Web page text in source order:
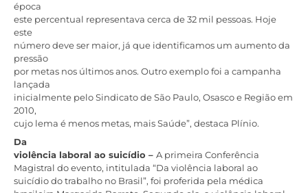
época
este percentual representava cerca de 32 mil pessoas. Hoje
este
número deve ser maior, já que identificamos um aumento da
pressão
por metas nos últimos anos. Outro exemplo foi a campanha
lançada
inicialmente pelo Sindicato de São Paulo, Osasco e Região em
2010,
cujo lema é menos metas, mais Saúde”, destaca Plínio.
Da
violência laboral ao suicídio – A primeira Conferência
Magistral do evento, intitulada “Da violência laboral ao
suicídio do trabalho no Brasil”, foi proferida pela médica